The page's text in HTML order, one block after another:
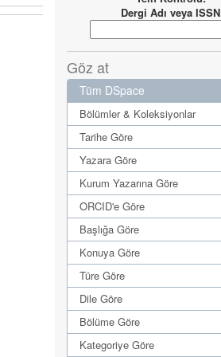
Dergi Adı veya ISSN
Göz at
Tüm DSpace
Bölümler & Koleksiyonlar
Tarihe Göre
Yazara Göre
Kurum Yazarına Göre
ORCID'e Göre
Başlığa Göre
Konuya Göre
Türe Göre
Dile Göre
Bölüme Göre
Kategoriye Göre